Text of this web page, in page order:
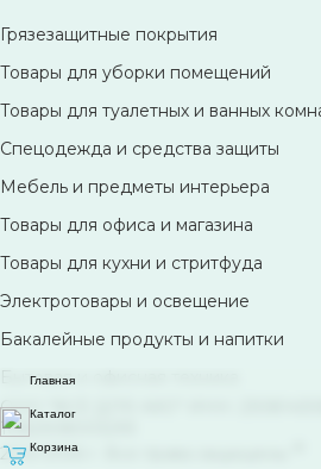
Главная
Каталог
Корзина
Грязезащитные покрытия
Товары для уборки помещений
Товары для туалетных и ванных
Спецодежда и средства защиты
Мебель и предметы интерьера
Товары для офиса и магазина
Товары для кухни и стритфуда
Электротовары и освещение
Бакалейные продукты и напитки
Бытовая и офисная техника
ООО "ВСЁ ДЛЯ АХО" ИНН:
1082308003293
2012-2026 г. Все права защищены